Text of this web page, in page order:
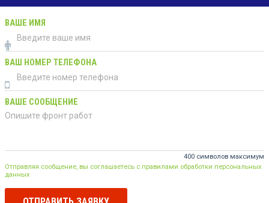
ВАШЕ ИМЯ
ВАШ НОМЕР ТЕЛЕФОНА
ВАШЕ СООБЩЕНИЕ
400 символов максимум
Отправляя сообщение, вы соглашаетесь с правилами обработки персональных
данных